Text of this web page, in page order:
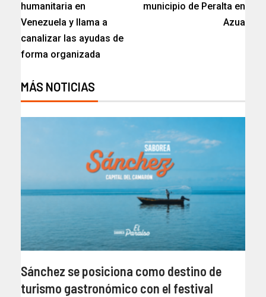
humanitaria en
Venezuela y llama a
canalizar las ayudas de
forma organizada
municipio de Peralta en
Azua
MÁS NOTICIAS
Sánchez se posiciona como destino de
turismo gastronómico con el festival